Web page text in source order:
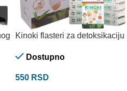
Kinoki flasteri za detoksikaciju
Dostupno
550 RSD